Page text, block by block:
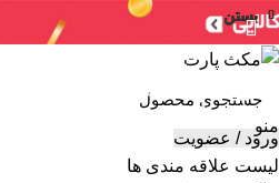
ورود / عضویت
لیست علاقه مندی ها
منو
بستن
بستن
بستن
بستن
بستن
بستن
بستن
بستن
سنسورها لوازم جانبی
ایسیو خودروهای چینی
شمع / وایر شمع